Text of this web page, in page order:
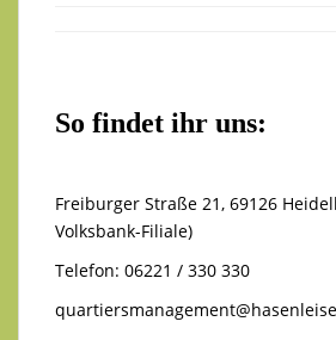
So findet ihr uns:
Freiburger Straße 21, 69126
Volksbank-Filiale)
Telefon: 06221 / 330 330